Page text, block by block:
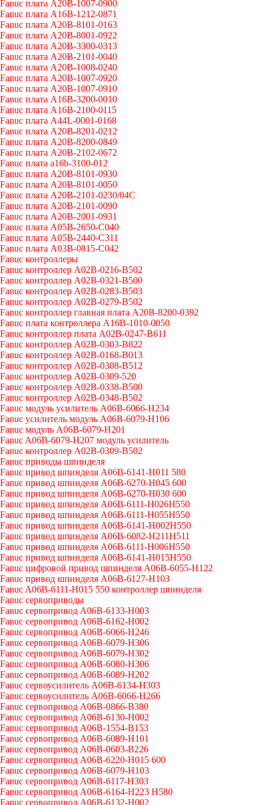
Fanuc плата A20B-1007-0900
Fanuc плата A16B-1212-0871
Fanuc плата A20B-8101-0163
Fanuc плата A20B-8001-0922
Fanuc плата A20B-3300-0313
Fanuc плата A20B-2101-0040
Fanuc плата A20B-1008-0240
Fanuc плата A20B-1007-0920
Fanuc плата A20B-1007-0910
Fanuc плата A16B-3200-0010
Fanuc плата A16B-2100-0115
Fanuc плата A44L-0001-0168
Fanuc плата A20B-8201-0212
Fanuc плата A20B-8200-0849
Fanuc плата A20B-2102-0672
Fanuc плата a16b-3100-012
Fanuc плата A20B-8101-0930
Fanuc плата A20B-8101-0050
Fanuc плата A20B-2101-0230/04C
Fanuc плата A20B-2101-0090
Fanuc плата A20B-2001-0931
Fanuc плата A05B-2650-C040
Fanuc плата A05B-2440-C311
Fanuc плата A03B-0815-C042
Fanuc контроллеры
Fanuc контроллер A02B-0216-B502
Fanuc контроллер A02B-0321-B500
Fanuc контроллер A02B-0283-B503
Fanuc контроллер A02B-0279-B502
Fanuc контроллер главная плата A20B-8200-0392
Fanuc плата контроллера A16B-1010-0050
Fanuc контроллер плата A02B-0247-B611
Fanuc контроллер A02B-0303-B822
Fanuc контроллер A02B-0168-B013
Fanuc контроллер A02B-0308-B512
Fanuc контроллер A02B-0309-520
Fanuc контроллер A02B-0338-B500
Fanuc контроллер A02B-0348-B502
Fanuc модуль усилитель A06B-6066-H234
Fanuc усилитель модуль A06B-6079-H106
Fanuc модуль A06B-6079-H201
Fanuc A06B-6079-H207 модуль усилитель
Fanuc контроллер A02B-0309-B502
Fanuc приводы шпинделя
Fanuc привод шпинделя A06B-6141-H011 580
Fanuc привод шпинделя A06B-6270-H045 600
Fanuc привод шпинделя A06B-6270-H030 600
Fanuc привод шпинделя A06B-6111-H026H550
Fanuc привод шпинделя A06B-6111-H055H550
Fanuc привод шпинделя A06B-6141-H002H550
Fanuc привод шпинделя A06B-6082-H211H511
Fanuc привод шпинделя A06B-6111-H006H550
Fanuc привод шпинделя A06B-6141-H015H550
Fanuc цифровой привод шпинделя A06B-6055-H122
Fanuc привод шпинделя A06B-6127-H103
Fanuc A06B-6111-H015 550 контроллер шпинделя
Fanuc сервоприводы
Fanuc сервопривод A06B-6133-H003
Fanuc сервопривод A06B-6162-H002
Fanuc сервопривод A06B-6066-H246
Fanuc сервопривод A06B-6079-H306
Fanuc сервопривод A06B-6079-H302
Fanuc сервопривод A06B-6080-H306
Fanuc сервопривод A06B-6089-H202
Fanuc сервоусилитель A06B-6134-H303
Fanuc сервоусилитель A06B-6066-H266
Fanuc сервопривод A06B-0866-B380
Fanuc сервопривод A06B-6130-H002
Fanuc сервопривод A06B-1554-B153
Fanuc сервопривод A06B-6089-H101
Fanuc сервопривод A06B-0603-B226
Fanuc сервопривод A06B-6220-H015 600
Fanuc сервопривод A06B-6079-H103
Fanuc сервопривод A06B-6117-H303
Fanuc сервопривод A06B-6164-H223 H580
Fanuc сервопривод A06B-6132-H002